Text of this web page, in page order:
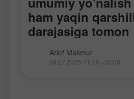
ham yaqin
darajasiga tomon
garchi korreksiya
RSI dagi ayiq
Divergence) Cardano'dagi
Arief Makmur
08:27 2025-11-28 +02:00